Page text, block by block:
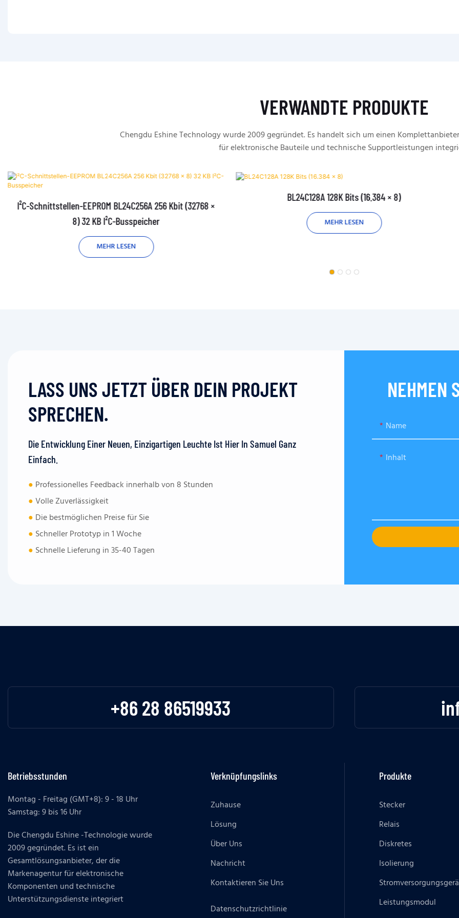
VERWANDTE PRODUKTE
Chengdu Eshine Technology wurde 2009 gegründet. Es handelt sich um einen
für elektronische Bauteile und technische Supportleistungen
I²C-Schnittstellen-EEPROM BL24C256A 256 Kbit (32768 ×
8) 32 KB I²C-Busspeicher
MEHR LESEN
BL24C128A 128K Bits (16.384 × 8)
MEHR LESEN
LASS UNS JETZT ÜBER DEIN PROJEKT
SPRECHEN.
Die Entwicklung Einer Neuen, Einzigartigen Leuchte Ist Hier In Samuel Ganz
Einfach.
● Professionelles Feedback innerhalb von 8 Stunden
●Volle Zuverlässigkeit
● Die bestmöglichen Preise für Sie
● Schneller Prototyp in 1 Woche
● Schnelle Lieferung in 35-40 Tagen
NEHMEN
Name
Inhalt
+86 28 86519933
Betriebsstunden
Montag - Freitag (GMT+8): 9 - 18 Uhr
Samstag: 9 bis 16 Uhr
Die Chengdu Eshine -Technologie wurde
2009 gegründet. Es ist ein
Gesamtlösungsanbieter, der die
Markenagentur für elektronische
Komponenten und technische
Unterstützungsdienste integriert
Verknüpfungslinks
Zuhause
Lösung
Über Uns
Nachricht
Kontaktieren Sie Uns
Datenschutzrichtlinie
Produkte
Stecker
Relais
Diskretes
Isolierung
Leistungsmodul